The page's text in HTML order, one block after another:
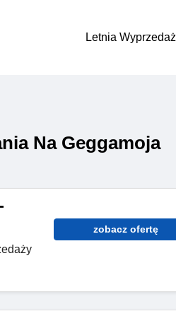
Letnia Wyprzedaż
Na Geggamoja
zobacz ofertę